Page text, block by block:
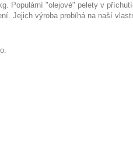
Populární "olejové" pelety v
Jejich výroba probíhá na naší